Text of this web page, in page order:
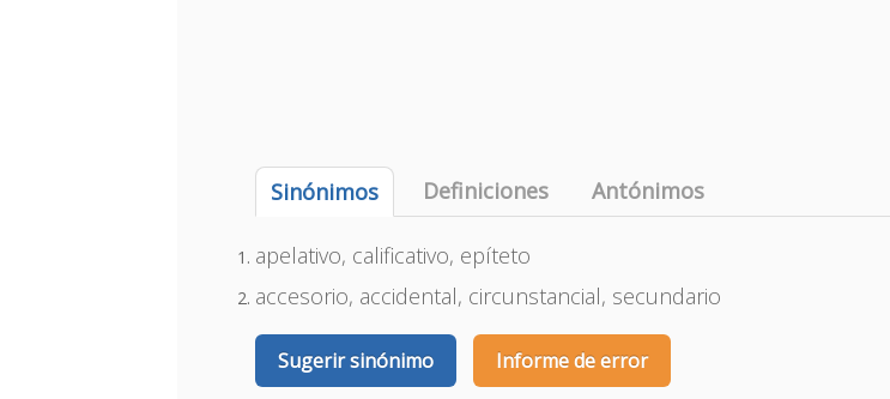
Sinónimos Definiciones Antónimos
apelativo, calificativo, epíteto
accesorio, accidental, circunstancial, secundario
Sugerir sinónimo Informe de error